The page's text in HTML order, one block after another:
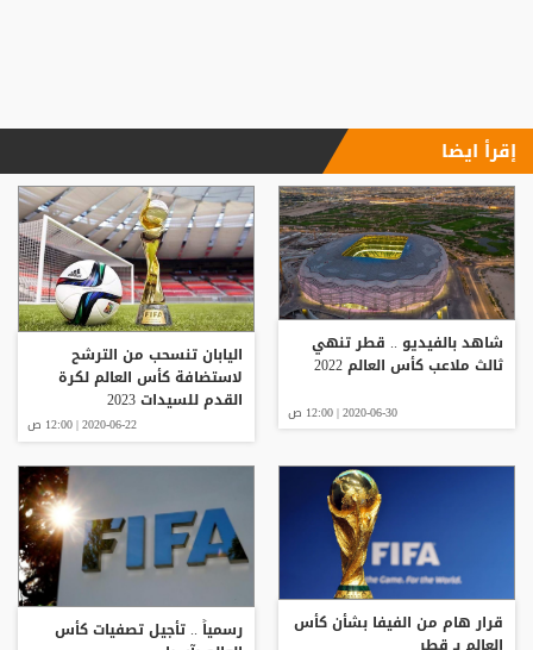
إقرأ ايضا
شاهد بالفيديو .. قطر تنهي
ثالث ملاعب كأس العالم 2022
2020-06-30 | 12:00 ص
اليابان تنسحب من الترشح
لاستضافة كأس العالم لكرة
القدم للسيدات 2023
2020-06-22 | 12:00 ص
قرار هام من الفيفا بشأن كأس
رسمياً .. تأجيل تصفيات كأس